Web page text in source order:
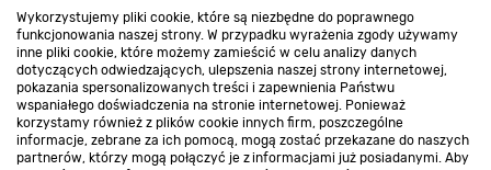
Wykorzystujemy pliki cookie, które są niezbędne do poprawnego
funkcjonowania naszej strony. W przypadku wyrażenia zgody używamy
inne pliki cookie, które możemy zamieścić w celu analizy danych
dotyczących odwiedzających, ulepszenia naszej strony internetowej,
pokazania spersonalizowanych treści i zapewnienia Państwu
wspaniałego doświadczenia na stronie internetowej. Ponieważ
korzystamy również z plików cookie innych firm, poszczególne
informacje, zebrane za ich pomocą, mogą zostać przekazane do naszych
partnerów, którzy mogą połączyć je z informacjami już posiadanymi. Aby
Dołącz do nas